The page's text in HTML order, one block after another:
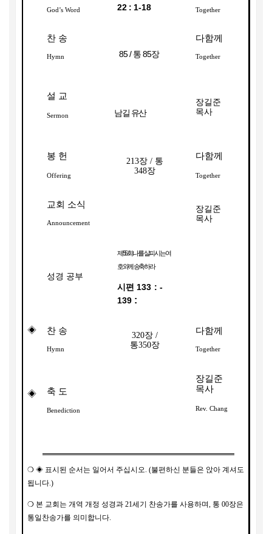
God’s Word
22 : 1-18
Together
찬 송
Hymn 85 / 통85장
다함께
Together
설 교
Sermon 남길 유산
장길준
목사
봉 헌
Offering
213장 / 통
348장
다함께
Together
교회 소식
Announcement
장길준
목사
성경 공부
제55회나를 살피시는 여
호와께 송축하라
시편133 : -
139 :
◈ 찬 송
Hymn
320장 /
통350장
다함께
Together
◈ 축 도
Benediction
장길준
목사
Rev. Chang
❍ ◈ 표시된 순서는 일어서 주십시오 . (불편하신 분들은 앉아 계셔도
됩니다.)
❍ 본 교회는 개역 개정 성경과 21세기 찬송가를 사용하며, 통 00장은
통일찬송가를 의미합니다.